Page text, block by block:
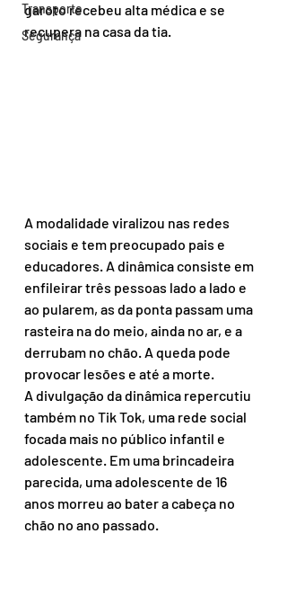
Transporte
Segurança
garoto recebeu alta médica e se
recupera na casa da tia.
A modalidade viralizou nas redes
sociais e tem preocupado pais e
educadores. A dinâmica consiste em
enfileirar três pessoas lado a lado e
ao pularem, as da ponta passam uma
rasteira na do meio, ainda no ar, e a
derrubam no chão. A queda pode
provocar lesões e até a morte.
A divulgação da dinâmica repercutiu
também no Tik Tok, uma rede social
focada mais no público infantil e
adolescente. Em uma brincadeira
parecida, uma adolescente de 16
anos morreu ao bater a cabeça no
chão no ano passado.